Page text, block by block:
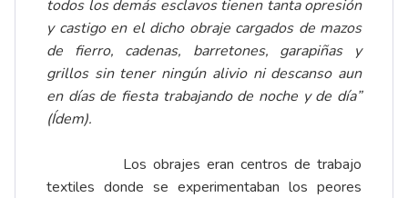
todos los demás esclavos tienen tanta opresión
y castigo en el dicho obraje cargados de mazos
de fierro, cadenas, barretones, garapiñas y
grillos sin tener ningún alivio ni descanso aun
en días de fiesta trabajando de noche y de día”
(Ídem).
Los obrajes eran centros de trabajo
textiles donde se experimentaban los peores